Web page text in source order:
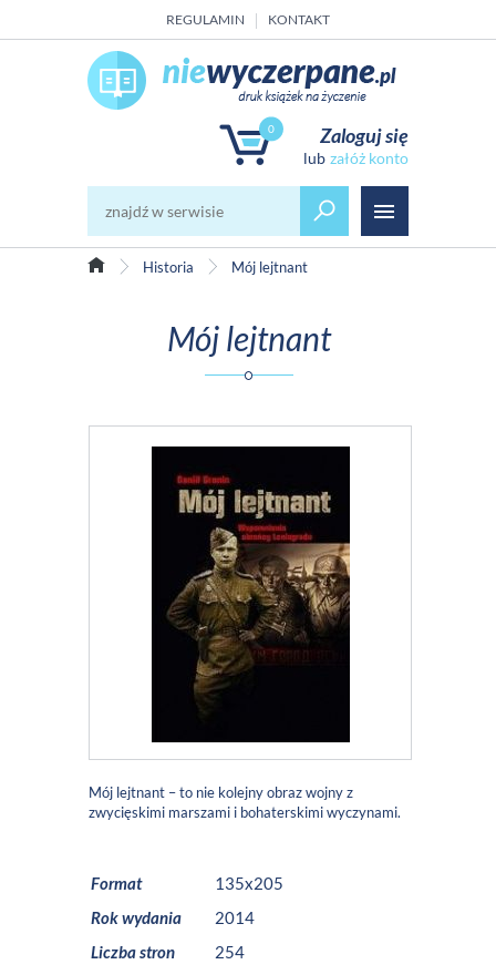
REGULAMIN KONTAKT
0 Zaloguj się
załóż konto
Historia Mój lejtnant
Mój lejtnant
Mój lejtnant – to nie kolejny obraz wojny z
zwycięskimi marszami i bohaterskimi wyczynami.
Format
135x205
Rok wydania
2014
Liczba stron
254